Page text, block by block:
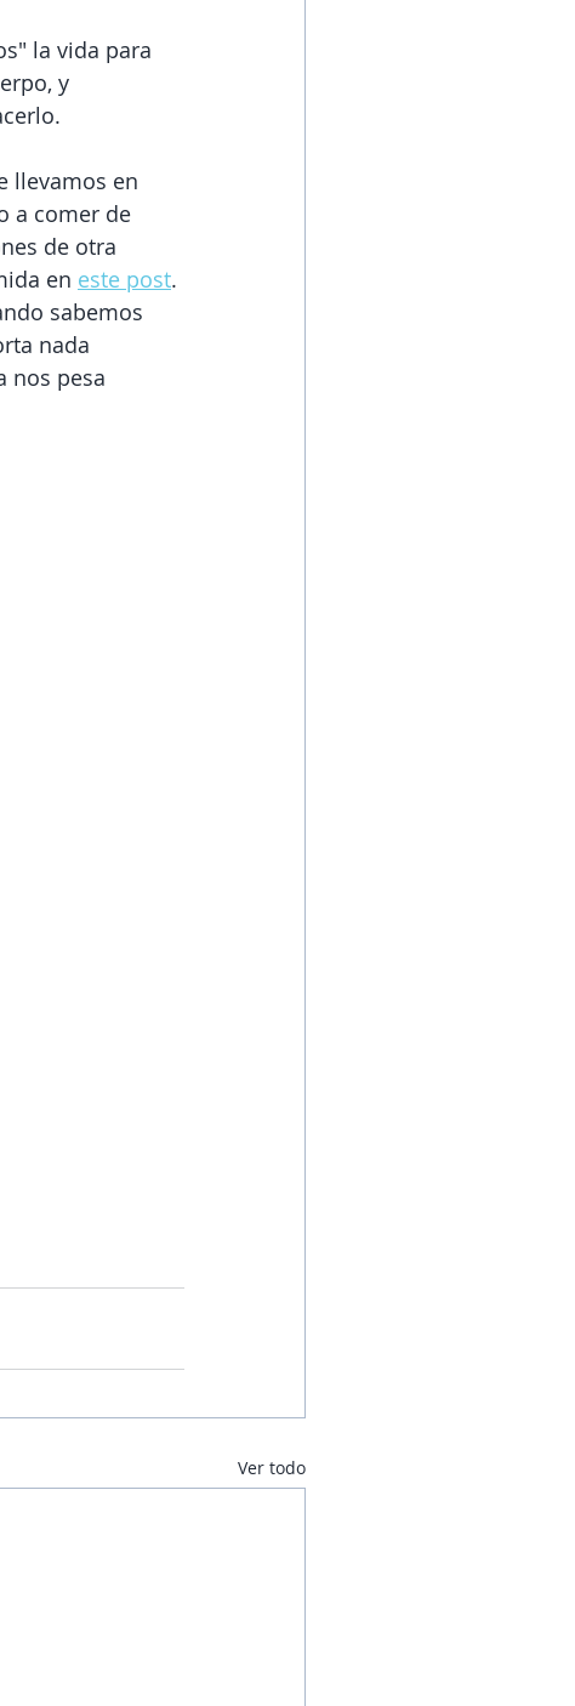
la vida para
y
llevamos en
a comer de
de otra
en este post.
sabemos
nada
nos pesa
Ver todo